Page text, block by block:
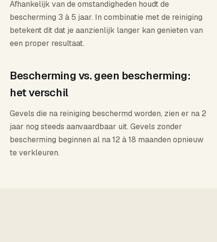
Afhankelijk van de omstandigheden houdt de
bescherming 3 à 5 jaar. In combinatie met de reiniging
betekent dit dat je aanzienlijk langer kan genieten van
een proper resultaat.
Bescherming vs. geen bescherming:
het verschil
Gevels die na reiniging beschermd worden, zien er na 2
jaar nog steeds aanvaardbaar uit. Gevels zonder
bescherming beginnen al na 12 à 18 maanden opnieuw
te verkleuren.